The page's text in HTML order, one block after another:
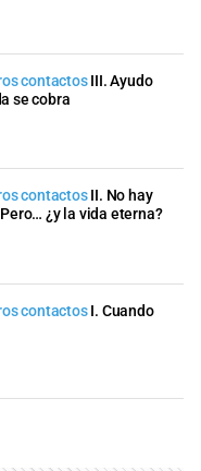
contactos III. Ayudo
se cobra
contactos II. No hay
¿y la vida eterna?
contactos I. Cuando